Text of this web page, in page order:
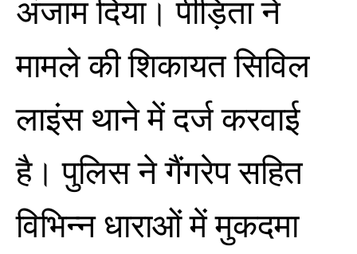
अंजाम दिया। पीड़िता ने
मामले की शिकायत सिविल
लाइंस थाने में दर्ज करवाई
है। पुलिस ने गैंगरेप सहित
विभिन्न धाराओं में मुकदमा